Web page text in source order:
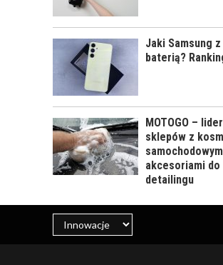
Jaki Samsung
baterią?
MOTOGO –
sklepów z
akcesoriami do
detailingu